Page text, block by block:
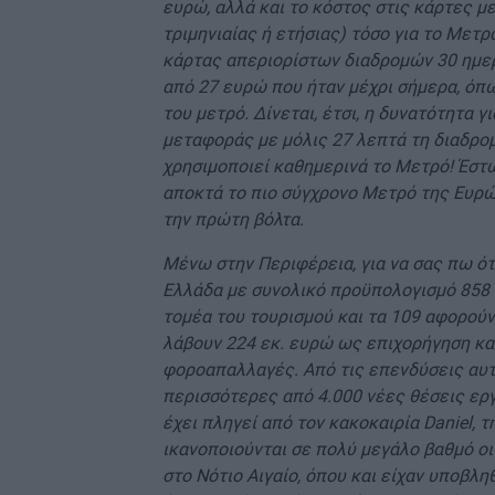
ευρώ, αλλά και το κόστος στις κάρτες
τριμηνιαίας ή ετήσιας) τόσο για το
κάρτας απεριορίστων διαδρομών 30
από 27 ευρώ που ήταν μέχρι σήμερα,
του μετρό. Δίνεται, έτσι, η δυνατότητα
μεταφοράς με μόλις 27 λεπτά τη
χρησιμοποιεί καθημερινά το Μετρό!
αποκτά το πιο σύγχρονο Μετρό της
την πρώτη βόλτα.
Μένω στην Περιφέρεια, για να σας πω
Ελλάδα με συνολικό προϋπολογισμό
τομέα του τουρισμού και τα 109
λάβουν 224 εκ. ευρώ ως επιχορήγηση
φοροαπαλλαγές. Από τις επενδύσεις
περισσότερες από 4.000 νέες θέσεις
έχει πληγεί από τον κακοκαιρία Daniel,
ικανοποιούνται σε πολύ μεγάλο βαθμό
στο Νότιο Αιγαίο, όπου και είχαν